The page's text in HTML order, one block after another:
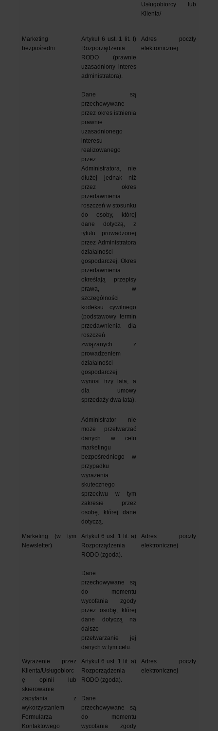
Usługobiorcy lub
Klienta/
Marketing
bezpośredni
Artykuł 6 ust. 1 lit. f)
Rozporządzenia
RODO (prawnie
uzasadniony interes
administratora).
Dane są
przechowywane
przez okres istnienia
prawnie
uzasadnionego
interesu
realizowanego
przez
Administratora, nie
dłużej jednak niż
przez okres
przedawnienia
roszczeń w stosunku
do osoby, której
dane dotyczą, z
tytułu prowadzonej
przez Administratora
działalności
gospodarczej. Okres
przedawnienia
określają przepisy
prawa, w
szczególności
kodeksu cywilnego
(podstawowy termin
przedawnienia dla
roszczeń
związanych z
prowadzeniem
działalności
gospodarczej
wynosi trzy lata, a
dla umowy
sprzedaży dwa lata).
Administrator nie
może przetwarzać
danych w celu
marketingu
bezpośredniego w
przypadku
wyrażenia
skutecznego
sprzeciwu w tym
zakresie przez
osobę, której dane
dotyczą.
Adres poczty
elektronicznej
Marketing (w tym
Newsletter)
Artykuł 6 ust. 1 lit. a)
Rozporządzenia
RODO (zgoda).
Dane
przechowywane są
do momentu
wycofania zgody
przez osobę, której
dane dotyczą na
dalsze
przetwarzanie jej
danych w tym celu.
Adres poczty
elektronicznej
Wyrażenie przez
Klienta/Usługobiorc
ę opinii lub
skierowanie
zapytania z
wykorzystaniem
Formularza
Kontaktowego
Artykuł 6 ust. 1 lit. a)
Rozporządzenia
RODO (zgoda).
Dane
przechowywane są
do momentu
wycofania zgody
Adres poczty
elektronicznej